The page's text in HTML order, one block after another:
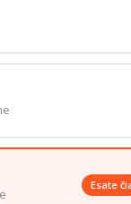
Esate